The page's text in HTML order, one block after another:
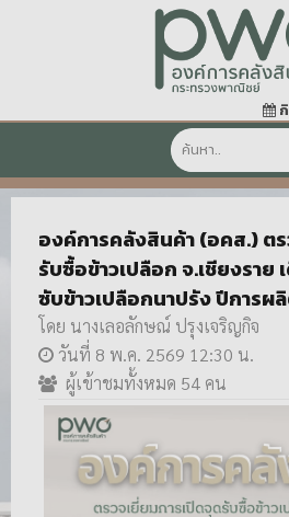
องค์การคลังสินค้า (อคส.) ต
รับซื้อข้าวเปลือก จ.เชียงราย
ซับข้าวเปลือกนาปรัง ปีการผ
โดย นางเลอลักษณ์ ปรุงเจริญกิจ
วันที่ 8 พ.ค. 2569 12:30 น.
ผู้เข้าชมทั้งหมด 54 คน